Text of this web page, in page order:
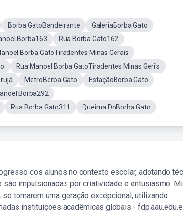
Borba GatoBandeirante
GaleriaBorba Gato
Borba163
Rua Borba Gato162
Borba GatoTiradentes Minas Gerais
Rua Manoel Borba GatoTiradentes Minas Geri's
MetroBorba Gato
EstaçãoBorba Gato
Borba292
Rua Borba Gato311 Queima DoBorba Gato
dos alunos no contexto escolar, adotando
impulsionadas por criatividade e entusiasmo.
tornarem uma geração excepcional, utilizando
instituições acadêmicas globais -